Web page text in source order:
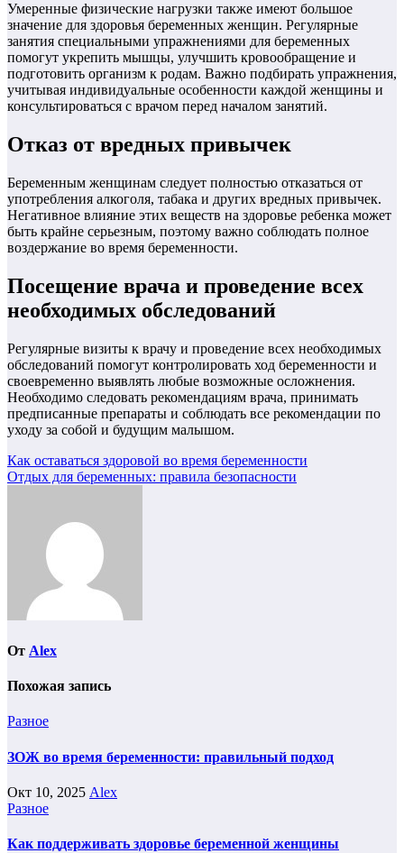
Умеренные физические нагрузки также имеют большое
значение для здоровья беременных женщин. Регулярные
занятия специальными упражнениями для беременных
помогут укрепить мышцы, улучшить кровообращение и
подготовить организм к родам. Важно подбирать упражнения,
учитывая индивидуальные особенности каждой женщины и
консультироваться с врачом перед началом занятий.
Отказ от вредных привычек
Беременным женщинам следует полностью отказаться от
употребления алкоголя, табака и других вредных привычек.
Негативное влияние этих веществ на здоровье ребенка может
быть крайне серьезным, поэтому важно соблюдать полное
воздержание во время беременности.
Посещение врача и проведение всех
необходимых обследований
Регулярные визиты к врачу и проведение всех необходимых
обследований помогут контролировать ход беременности и
своевременно выявлять любые возможные осложнения.
Необходимо следовать рекомендациям врача, принимать
предписанные препараты и соблюдать все рекомендации по
уходу за собой и будущим малышом.
Навигация
по
Как оставаться здоровой во время беременности
Отдых для беременных: правила безопасности
От Alex
Похожая запись
Разное
ЗОЖ во время беременности: правильный подход
Окт 10, 2025 Alex
Разное
Как поддерживать здоровье беременной женщины